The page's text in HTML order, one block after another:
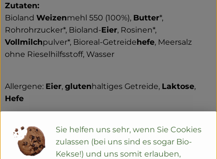
Zutaten:
Bioland Weizenmehl 550 (100%), Butter*,
Rohrohrzucker*, Bioland-Eier, Rosinen*,
Vollmilchpulver*, Bioreal-Getreidehefe, Meersalz
ohne Rieselhilfsstoff, Wasser
Allergene: Eier, glutenhaltiges Getreide, Laktose,
Hefe
Zutaten mit * sind aus kontrolliert biologischem
Anbau
Sie helfen uns sehr, wenn Sie Cookies
zulassen (bei uns sind es sogar Bio-
Kekse!) und uns somit erlauben,